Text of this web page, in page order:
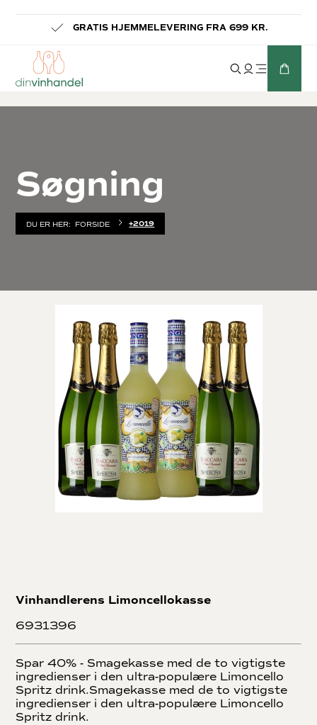
GRATIS HJEMMELEVERING FRA 699 KR.
Søgning
DU ER HER: FORSIDE +2019
Vinhandlerens Limoncellokasse
6931396
Spar 40% - Smagekasse med de to vigtigste
ingredienser i den ultra-populære Limoncello
Spritz drink.Smagekasse med de to vigtigste
ingredienser i den ultra-populære Limoncello
Spritz drink.